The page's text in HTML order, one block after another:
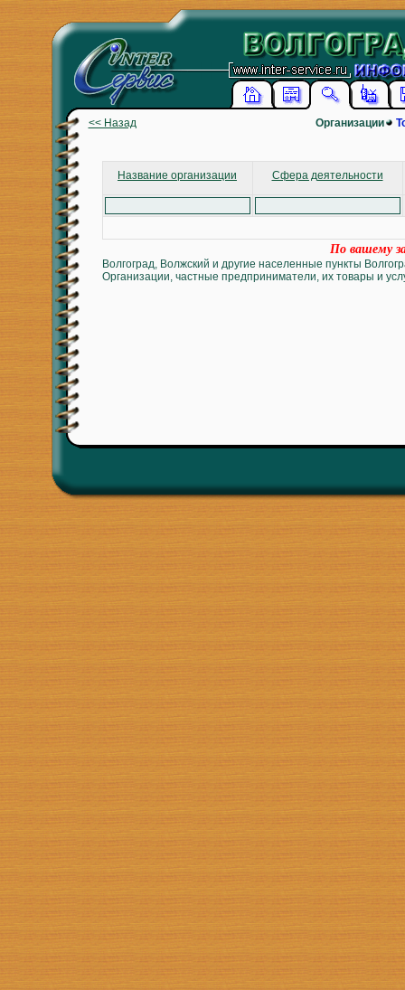
<< Назад Организации
Название организации Сфера деятельности
По вашему
Волгоград, Волжский и другие населенные пункты
Организации, частные предприниматели, их товары и